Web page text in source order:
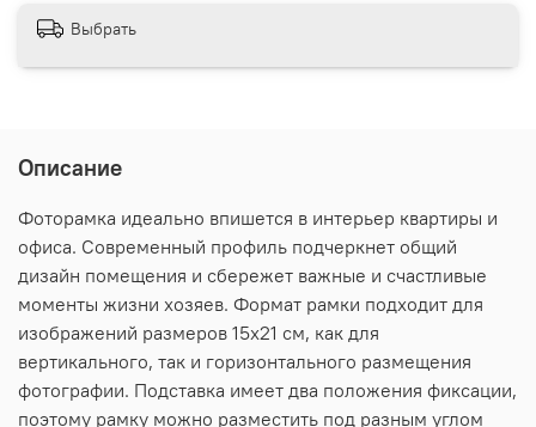
Выбрать
Описание
Фоторамка идеально впишется в интерьер квартиры и
офиса. Современный профиль подчеркнет общий
дизайн помещения и сбережет важные и счастливые
моменты жизни хозяев. Формат рамки подходит для
изображений размеров 15х21 см, как для
вертикального, так и горизонтального размещения
фотографии. Подставка имеет два положения фиксации,
поэтому рамку можно разместить под разным углом